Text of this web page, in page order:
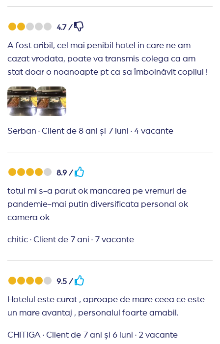
multumit de acest hotel
4.7 /
A fost oribil, cel mai penibil hotel in care ne am
cazat vrodata, poate va transmis colega ca am
stat doar o noanoapte pt ca sa îmbolnăvit copilul !
Serban · Client de 8 ani și 7 luni · 4 vacante
8.9 /
totul mi s-a parut ok mancarea pe vremuri de
pandemie-mai putin diversificata personal ok
camera ok
chitic · Client de 7 ani · 7 vacante
9.5 /
Hotelul este curat , aproape de mare ceea ce este
un mare avantaj , personalul foarte amabil.
CHITIGA · Client de 7 ani și 6 luni · 2 vacante